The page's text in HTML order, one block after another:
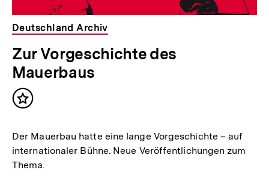
Deutschland Archiv
Zur Vorgeschichte des
Mauerbaus
Inhalt
Der Mauerbau hatte eine lange Vorgeschichte – auf
internationaler Bühne. Neue Veröffentlichungen zum
Thema.